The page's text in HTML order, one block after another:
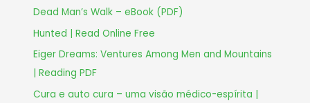
Dead Man’s Walk – eBook (PDF)
Hunted | Read Online Free
Eiger Dreams: Ventures Among Men and Mountains
| Reading PDF
Cura e auto cura – uma visão médico-espírita |